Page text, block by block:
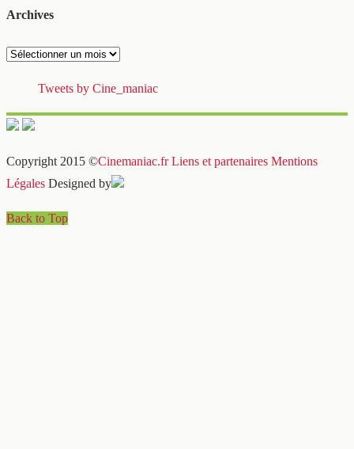
Archives
Archives
Tweets by Cine_maniac
Copyright 2015 ©Cinemaniac.fr Liens et partenaires Mentions
Légales Designed by
Back to Top